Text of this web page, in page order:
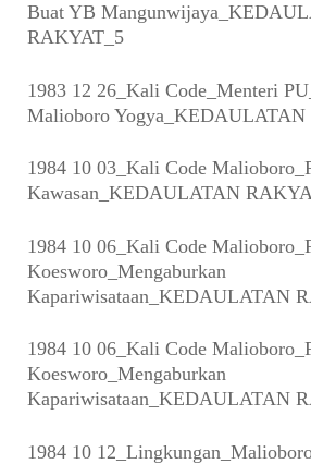
Buat YB
RAKYAT_5
1983 12 26_Kali Code_Menteri
Malioboro Yogya_KEDAULATAN
1984 10 03_Kali Code
Kawasan_KEDAULATAN
1984 10 06_Kali Code
Koesworo_Mengaburkan
Kapariwisataan_KEDAULATAN
1984 10 06_Kali Code
Koesworo_Mengaburkan
Kapariwisataan_KEDAULATAN
1984 10